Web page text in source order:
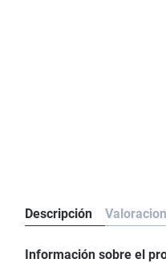
Descripción
Información sobre el